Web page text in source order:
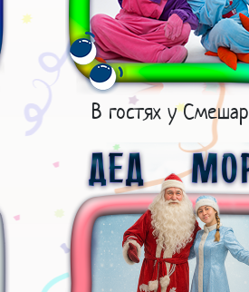
В гостях у